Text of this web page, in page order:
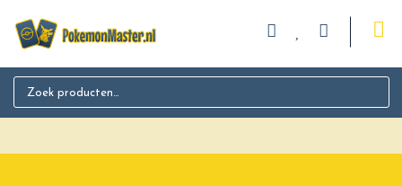
Search for: